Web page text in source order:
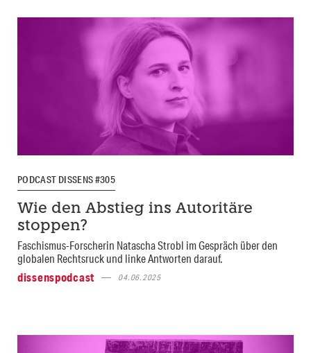
PODCAST DISSENS #305
Wie den Abstieg ins Autoritäre
stoppen?
Faschismus-Forscherin Natascha Strobl im Gespräch über den
globalen Rechtsruck und linke Antworten darauf.
dissenspodcast
04.06.2025